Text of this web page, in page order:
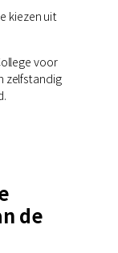
kiezen uit
voor
zelfstandig
de